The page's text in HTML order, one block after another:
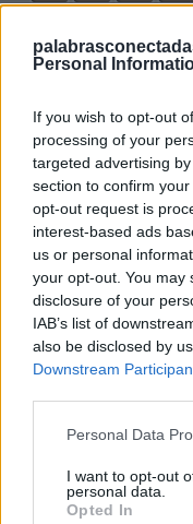
Personal
If you wish to opt-out
processing of your
targeted advertising
section to confirm
opt-out request is
interest-based ads
us or personal
your opt-out. You may
disclosure of your
IAB’s list of
also be disclosed by
Downstream
Personal Data
I want to opt-out
personal data.
Opted In
T
I R
O
E
R U D
Palabras extra:
R
U D
O
D
O T
E
O
D I
E
E
U R
O
T
I R
E
D
U R
E
O T
E
O
R E